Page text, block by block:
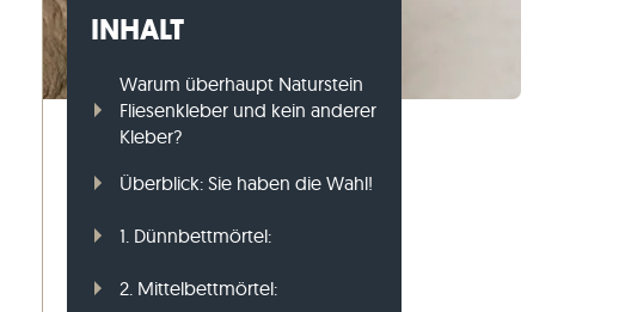
Gneis-Rasenkanten
INHALT
Warum überhaupt Naturstein
Fliesenkleber und kein anderer
Kleber?
Überblick: Sie haben die Wahl!
1. Dünnbettmörtel:
2. Mittelbettmörtel: